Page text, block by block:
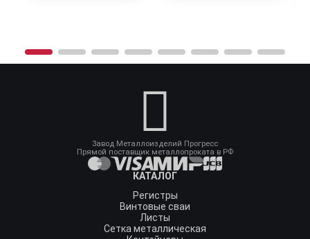
Завод Металлоизделий Прогресс
Прямой поставщик металлопроката в РФ
КАТАЛОГ
Регистры
Винтовые сваи
Листы
Сетка металлическая